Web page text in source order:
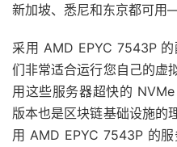
新加坡、悉尼和东京都可用
采用 AMD EPYC 7543P
们非常适合运行您自己的虚
用这些服务器超快的
版本也是区块链基础设施的
用 AMD EPYC 7543P 的